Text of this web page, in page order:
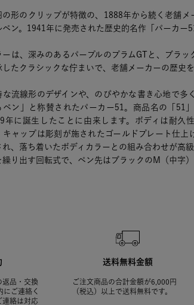
の形のクリップが特徴の、1888年から続く老舗メ
ペン。1941年に発売された歴史的名作「パーカー
ーは、深みのあるパープルのプラムGTと、ブラ
したクラシックな佇まいで、老舗メーカーの歴史
な流線形のデザインや、のびやかな書き心地で多
ペン」と称賛されたパーカー51。商品名の「51
年に誕生したことに由来します。ボディは耐久
キャップは彫刻が施されたゴールドプレート仕上
れ、落ち着いたボディカラーとの組み合わせが高
繰り出す回転式で、ペン先はブラックのM（中字）
返品・交換
にご連絡く
連絡は対応
送料無料金額
ご注文商品の合計金額が6,000円
（税込）以上で送料無料です。